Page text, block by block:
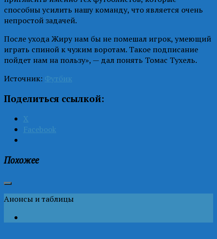
способны усилить нашу команду, что является очень
непростой задачей.
После ухода Жиру нам бы не помешал игрок, умеющий
играть спиной к чужим воротам. Такое подписание
пойдет нам на пользу», — дал понять Томас Тухель.
Источник: Футбик
Поделиться ссылкой:
X
Facebook
Похожее
Анонсы и таблицы